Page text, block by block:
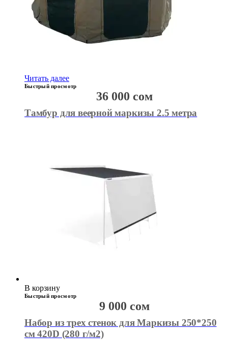
Читать далее
Быстрый просмотр
Тамбур для веерной маркизы 2.5 метра
36 000 сом
В корзину
Быстрый просмотр
Набор из трех стенок для Маркизы 250*250
см 420D (280 г/м2)
9 000 сом